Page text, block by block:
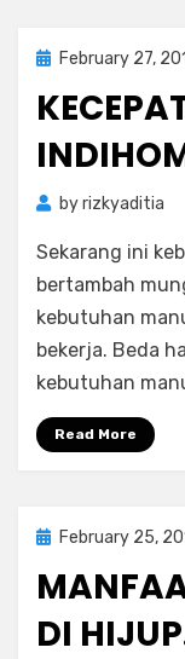
PostedFebruary 27,
byrizkyaditia
Sekarang ini
bertambah
kebutuhan
bekerja. Beda
kebutuhan
Read More
PostedFebruary 25,
DI